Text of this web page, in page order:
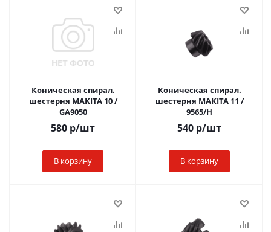
Коническая спирал.
шестерня MAKITA 10 /
GA9050
580 р/шт
В корзину
Коническая спирал.
шестерня MAKITA 11 /
9565/H
540 р/шт
В корзину